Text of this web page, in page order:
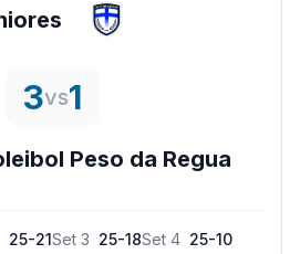
3vs1
Peso da Regua
25-21Set 3 25-18Set 4 25-10